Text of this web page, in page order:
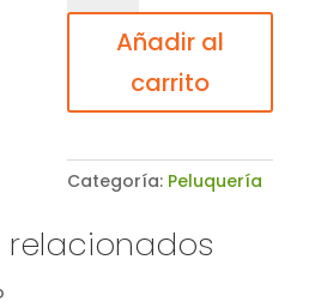
esmalte
cantidadAñadir al
carrito
Categoría: Peluquería
relacionados